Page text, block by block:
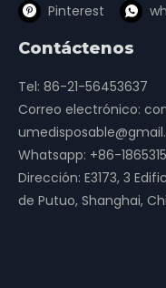
Pinterest
Contáctenos
Tel: 86-21-56453637
Correo electrónico:
Whatsapp: +86-
Dirección: E3173, 3
de Putuo, Shanghai,